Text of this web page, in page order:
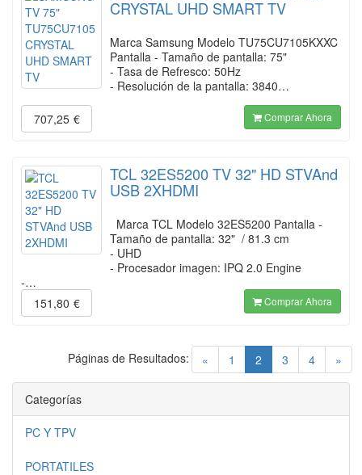
CRYSTAL UHD SMART TV
Marca Samsung Modelo TU75CU7105KXXC
Pantalla - Tamaño de pantalla: 75"
- Tasa de Refresco: 50Hz
- Resolución de la pantalla: 3840…
707,25 € Comprar Ahora
TCL 32ES5200 TV 32" HD STVAnd
USB 2XHDMI
Marca TCL Modelo 32ES5200 Pantalla -
Tamaño de pantalla: 32" / 81.3 cm
- UHD
- Procesador imagen: IPQ 2.0 Engine
-…
151,80 € Comprar Ahora
« 1 2 (current)
3 4 »
Páginas de Resultados:
Categorías
PC Y TPV
PORTATILES